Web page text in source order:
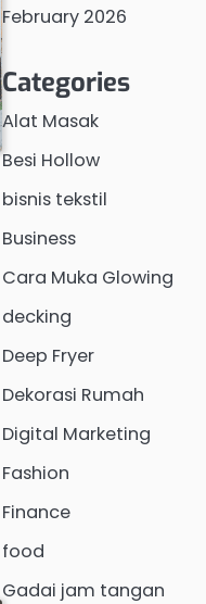
February 2026
Categories
Alat Masak
Besi Hollow
bisnis tekstil
Business
Cara Muka Glowing
decking
Deep Fryer
Dekorasi Rumah
Digital Marketing
Fashion
Finance
food
Gadai jam tangan